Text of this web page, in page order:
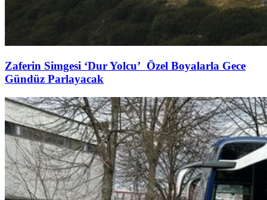
Zaferin Simgesi ‘Dur Yolcu’ Özel Boyalarla Gece
Gündüz Parlayacak